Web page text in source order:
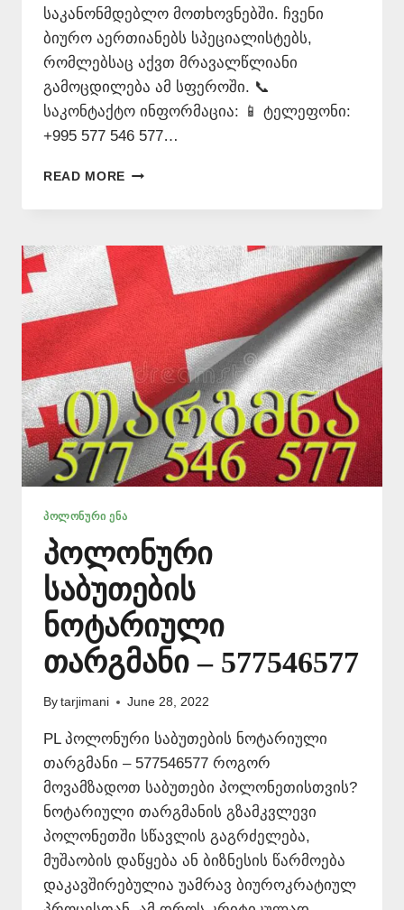
საკანონმდებლო მოთხოვნებში. ჩვენი
ბიურო აერთიანებს სპეციალისტებს,
რომლებსაც აქვთ მრავალწლიანი
გამოცდილება ამ სფეროში. 📞
საკონტაქტო ინფორმაცია: 📱 ტელეფონი:
+995 577 546 577…
READ MORE ᲞᲝᲚᲝᲜᲣᲠᲘ
ᲛᲪᲝᲓᲜᲔ
577
546
577
ᲞᲝᲚᲝᲜᲣᲠᲘ ᲔᲜᲐ
პოლონური
საბუთების
ნოტარიული
თარგმანი – 577546577
By tarjimani June 28, 2022
PL პოლონური საბუთების ნოტარიული
თარგმანი – 577546577 როგორ
მოვამზადოთ საბუთები პოლონეთისთვის?
ნოტარიული თარგმანის გზამკვლევი
პოლონეთში სწავლის გაგრძელება,
მუშაობის დაწყება ან ბიზნესის წარმოება
დაკავშირებულია უამრავ ბიუროკრატიულ